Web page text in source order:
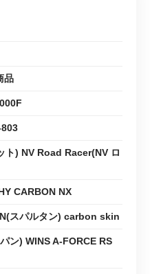
品
) NV Road Racer(NV ロ
CARBON NX
スパルタン) carbon skin
ン) WINS A-FORCE RS